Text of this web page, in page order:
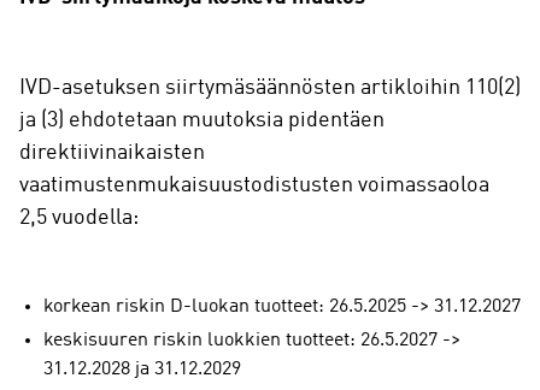
IVD-asetuksen siirtymäsäännösten artikloihin 110(2)
ja (3) ehdotetaan muutoksia pidentäen
direktiivinaikaisten
vaatimustenmukaisuustodistusten voimassaoloa
2,5 vuodella:
korkean riskin D-luokan tuotteet: 26.5.2025 -> 31.12.2027
keskisuuren riskin luokkien tuotteet: 26.5.2027 ->
31.12.2028 ja 31.12.2029